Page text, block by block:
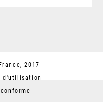
2017
d'utilisation